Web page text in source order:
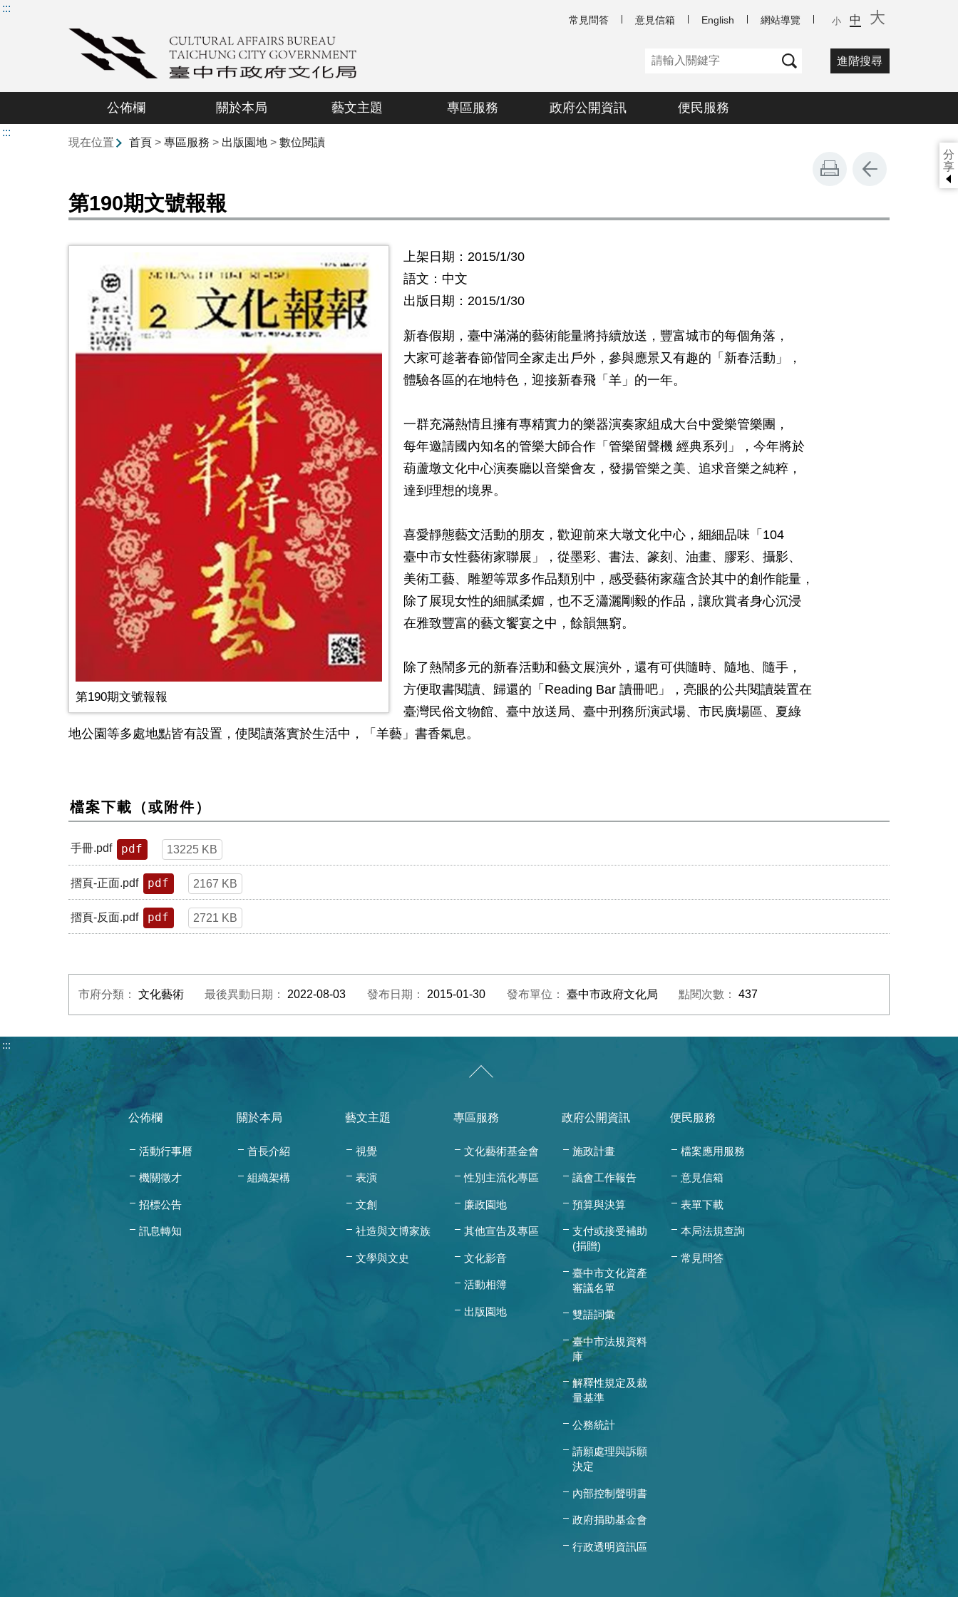
:::
常見問答 意見信箱 English 網站導覽 小 中 大
進階搜尋
公佈欄 關於本局 藝文主題 專區服務 政府公開資訊 便民服務
:::
現在位置
首頁> 專區服務 > 出版園地> 數位閱讀
分
享
第190期文號報報
第190期文號報報
上架日期：2015/1/30
語文：中文
出版日期：2015/1/30
新春假期，臺中滿滿的藝術能量將持續放送，豐富城市的每個角落，
大家可趁著春節偕同全家走出戶外，參與應景又有趣的「新春活動」，
體驗各區的在地特色，迎接新春飛「羊」的一年。
一群充滿熱情且擁有專精實力的樂器演奏家組成大台中愛樂管樂團，
每年邀請國內知名的管樂大師合作「管樂留聲機 經典系列」，今年將於
葫蘆墩文化中心演奏廳以音樂會友，發揚管樂之美、追求音樂之純粹，
達到理想的境界。
喜愛靜態藝文活動的朋友，歡迎前來大墩文化中心，細細品味「104
臺中市女性藝術家聯展」，從墨彩、書法、篆刻、油畫、膠彩、攝影、
美術工藝、雕塑等眾多作品類別中，感受藝術家蘊含於其中的創作能量，
除了展現女性的細膩柔媚，也不乏瀟灑剛毅的作品，讓欣賞者身心沉浸
在雅致豐富的藝文饗宴之中，餘韻無窮。
除了熱鬧多元的新春活動和藝文展演外，還有可供隨時、隨地、隨手，
方便取書閱讀、歸還的「Reading Bar 讀冊吧」，亮眼的公共閱讀裝置在
臺灣民俗文物館、臺中放送局、臺中刑務所演武場、市民廣場區、夏綠
地公園等多處地點皆有設置，使閱讀落實於生活中，「羊藝」書香氣息。
檔案下載（或附件）
手冊.pdf pdf 13225 KB
摺頁-正面.pdf pdf 2167 KB
摺頁-反面.pdf pdf 2721 KB
市府分類： 文化藝術 最後異動日期： 2022-08-03 發布日期： 2015-01-30 發布單位： 臺中市政府文化局 點閱次數：437
:::
公佈欄
活動行事曆
機關徵才
招標公告
訊息轉知
關於本局
首長介紹
組織架構
藝文主題
視覺
表演
文創
社造與文博家族
文學與文史
專區服務
文化藝術基金會
性別主流化專區
廉政園地
其他宣告及專區
文化影音
活動相簿
出版園地
政府公開資訊
施政計畫
議會工作報告
預算與決算
支付或接受補助
(捐贈)
臺中市文化資產
審議名單
雙語詞彙
臺中市法規資料
庫
解釋性規定及裁
量基準
公務統計
請願處理與訴願
決定
內部控制聲明書
政府捐助基金會
行政透明資訊區
便民服務
檔案應用服務
意見信箱
表單下載
本局法規查詢
常見問答